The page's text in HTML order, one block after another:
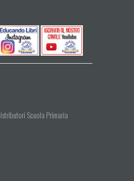
Scuola Primaria